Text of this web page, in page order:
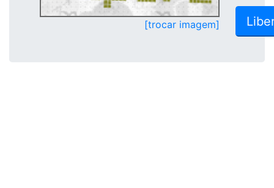
[trocar imagem]